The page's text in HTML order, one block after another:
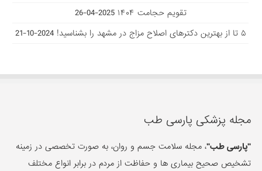
تقویم حجامت ۱۴۰۴
2025-04-26
۵ تا از بهترین دکتر‌های اصلاح مزاج در مشهد را بشناسید!
2024-10-21
مجله پزشکی پارسی طب
"پارسی طب"، مجله سلامت جسم و روان، به صورت تخصصی در زمینه
تشخیص صحیح بیماری ها و حفاظت از مردم در برابر انواع مختلف